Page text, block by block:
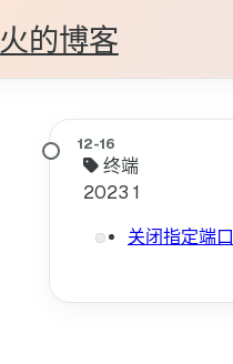
的博客
终端
2023 1
关闭指定端口